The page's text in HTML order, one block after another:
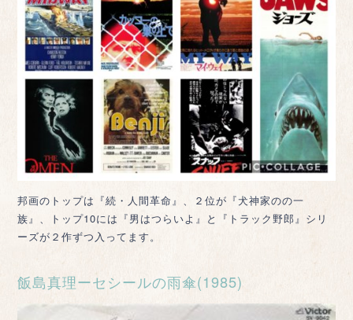
邦画のトップは『続・人間革命』、２位が『犬神家のの一
族』、トップ10には『男はつらいよ』と『トラック野郎』シリ
ーズが２作ずつ入ってます。
飯島真理ーセシールの雨傘(1985)